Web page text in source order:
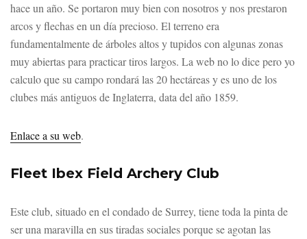
hace un año. Se portaron muy bien con nosotros y nos prestaron
arcos y flechas en un día precioso. El terreno era
fundamentalmente de árboles altos y tupidos con algunas zonas
muy abiertas para practicar tiros largos. La web no lo dice pero yo
calculo que su campo rondará las 20 hectáreas y es uno de los
clubes más antiguos de Inglaterra, data del año 1859.
Enlace a su web.
Fleet Ibex Field Archery Club
Este club, situado en el condado de Surrey, tiene toda la pinta de
ser una maravilla en sus tiradas sociales porque se agotan las